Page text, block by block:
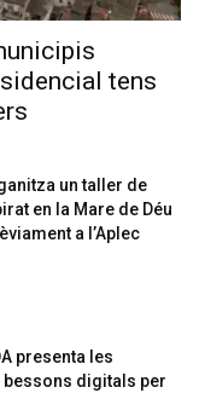
tens
un taller de
en la Mare de Déu
a l’Aplec
presenta les
digitals per